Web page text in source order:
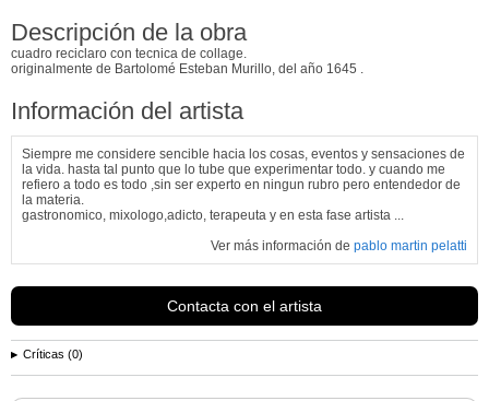
Descripción de la obra
cuadro reciclaro con tecnica de collage.
originalmente de Bartolomé Esteban Murillo, del año 1645 .
Información del artista
Siempre me considere sencible hacia los cosas, eventos y sensaciones de
la vida. hasta tal punto que lo tube que experimentar todo. y cuando me
refiero a todo es todo ,sin ser experto en ningun rubro pero entendedor de
la materia.
gastronomico, mixologo,adicto, terapeuta y en esta fase artista ...
Ver más información de pablo martin pelatti
Contacta con el artista
Críticas (0)